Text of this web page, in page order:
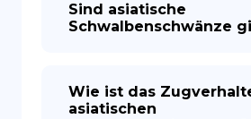
Sind asiatische
Schwalbenschwänze
Wie ist das
asiatischen